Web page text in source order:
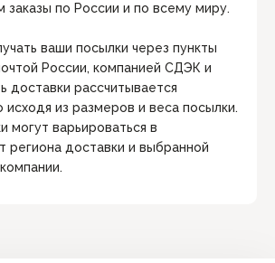
заказы по России и по всему миру.
ваши посылки через пункты
России, компанией СДЭК и
доставки рассчитывается
исходя из размеров и веса посылки.
могут варьироваться в
региона доставки и выбранной